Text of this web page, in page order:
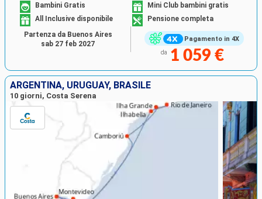
Pagamento in 4X
Bambini Gratis
Mini Club bambini gratis
All Inclusive disponibile
Pensione completa
da 1 059 €
Partenza da Buenos Aires
sab 27 feb 2027
ARGENTINA, URUGUAY, BRASILE
10 giorni, Costa Serena